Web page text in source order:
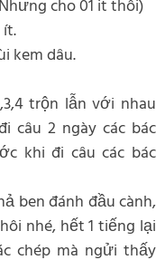
cho 01 it thôi)
kem dâu.
trộn lẫn với nhau
câu 2 ngày các bác
khi đi câu các bác
ben đánh đầu cành,
nhé, hết 1 tiếng lại
chép mà ngửi thấy